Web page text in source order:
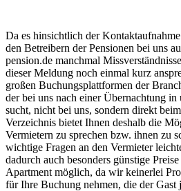
Da es hinsichtlich der
den Betreibern der Pensionen bei uns
pension.de manchmal
dieser Meldung noch einmal kurz
großen Buchungsplattformen der
der bei uns nach einer Übernachtung
sucht, nicht bei uns, sondern direkt
Verzeichnis bietet Ihnen deshalb die
Vermietern zu sprechen bzw. ihnen zu
wichtige Fragen an den Vermieter
dadurch auch besonders günstige
Apartment möglich, da wir keinerlei
für Ihre Buchung nehmen, die der Gast